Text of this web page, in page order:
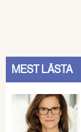
MEST LÄSTA